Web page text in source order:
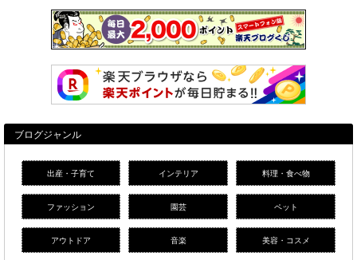
ブログジャンル
出産・子育て インテリア 料理・食べ物
ファッション 園芸 ペット
アウトドア 音楽 美容・コスメ